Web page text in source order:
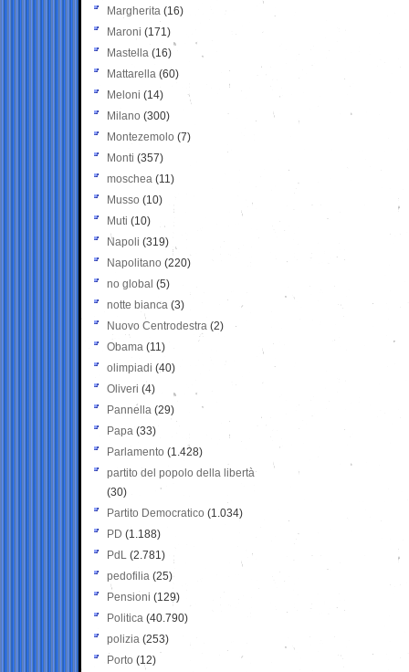
Margherita (16)
Maroni (171)
Mastella (16)
Mattarella (60)
Meloni (14)
Milano (300)
Montezemolo (7)
Monti (357)
moschea (11)
Musso (10)
Muti (10)
Napoli (319)
Napolitano (220)
no global (5)
notte bianca (3)
Nuovo Centrodestra (2)
Obama (11)
olimpiadi (40)
Oliveri (4)
Pannella (29)
Papa (33)
Parlamento (1.428)
partito del popolo della libertà
(30)
Partito Democratico (1.034)
PD (1.188)
PdL (2.781)
pedofilia (25)
Pensioni (129)
Politica (40.790)
polizia (253)
Porto (12)